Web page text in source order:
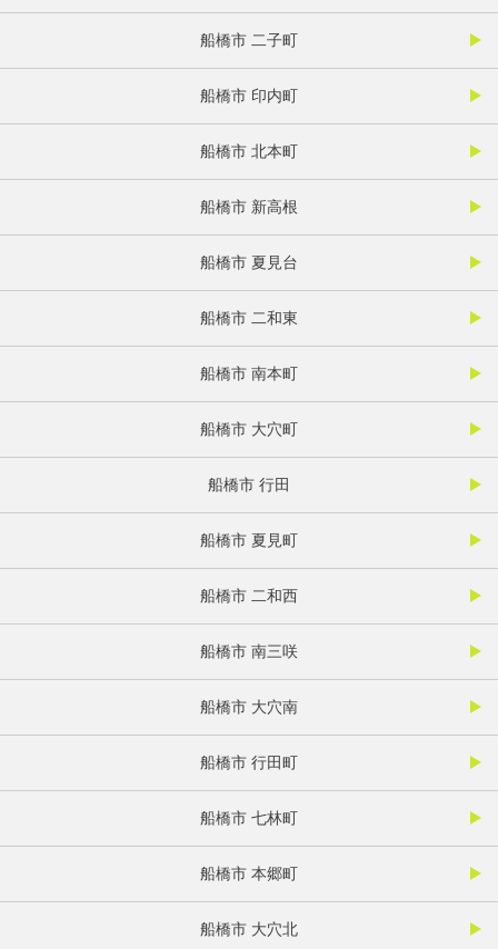
船橋市 二子町
船橋市 印内町
船橋市 北本町
船橋市 新高根
船橋市 夏見台
船橋市 二和東
船橋市 南本町
船橋市 大穴町
船橋市 行田
船橋市 夏見町
船橋市 二和西
船橋市 南三咲
船橋市 大穴南
船橋市 行田町
船橋市 七林町
船橋市 本郷町
船橋市 大穴北